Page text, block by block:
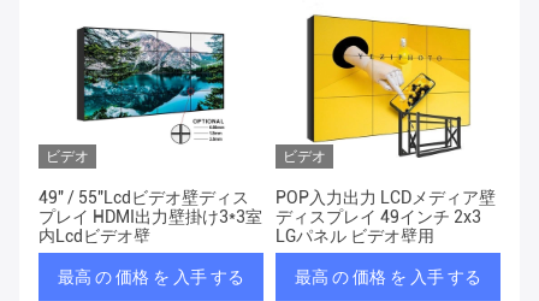
ビデオ
49" / 55"Lcdビデオ壁ディス
プレイ HDMI出力壁掛け3*3室
内Lcdビデオ壁
最高 の 価格 を 入手 する
ビデオ
POP入力出力 LCDメディア壁
ディスプレイ 49インチ 2x3
LGパネル ビデオ壁用
最高 の 価格 を 入手 する